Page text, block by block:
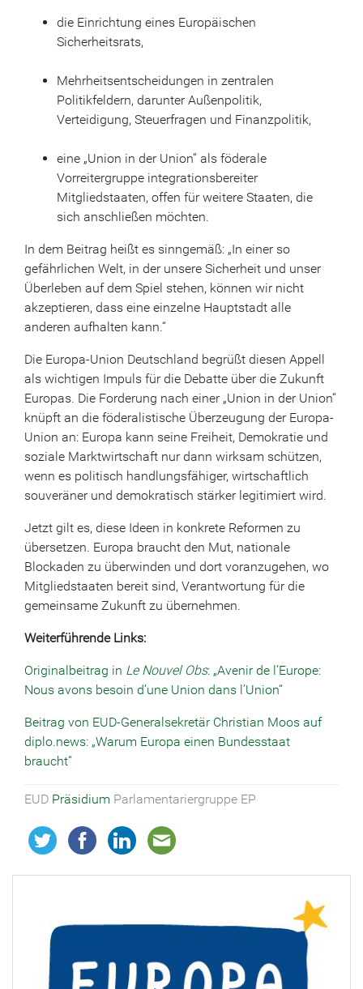
die Einrichtung eines Europäischen
Sicherheitsrats,
Mehrheitsentscheidungen in zentralen
Politikfeldern, darunter Außenpolitik,
Verteidigung, Steuerfragen und Finanzpolitik,
eine „Union in der Union“ als föderale
Vorreitergruppe integrationsbereiter
Mitgliedstaaten, offen für weitere Staaten, die
sich anschließen möchten.
In dem Beitrag heißt es sinngemäß: „In einer so
gefährlichen Welt, in der unsere Sicherheit und unser
Überleben auf dem Spiel stehen, können wir nicht
akzeptieren, dass eine einzelne Hauptstadt alle
anderen aufhalten kann.“
Die Europa-Union Deutschland begrüßt diesen Appell
als wichtigen Impuls für die Debatte über die Zukunft
Europas. Die Forderung nach einer „Union in der Union“
knüpft an die föderalistische Überzeugung der Europa-
Union an: Europa kann seine Freiheit, Demokratie und
soziale Marktwirtschaft nur dann wirksam schützen,
wenn es politisch handlungsfähiger, wirtschaftlich
souveräner und demokratisch stärker legitimiert wird.
Jetzt gilt es, diese Ideen in konkrete Reformen zu
übersetzen. Europa braucht den Mut, nationale
Blockaden zu überwinden und dort voranzugehen, wo
Mitgliedstaaten bereit sind, Verantwortung für die
gemeinsame Zukunft zu übernehmen.
Weiterführende Links:
Originalbeitrag in Le Nouvel Obs: „Avenir de l’Europe:
Nous avons besoin d’une Union dans l’Union“
Beitrag von EUD-Generalsekretär Christian Moos auf
diplo.news: „Warum Europa einen Bundesstaat
braucht“
EUD Präsidium Parlamentariergruppe EP